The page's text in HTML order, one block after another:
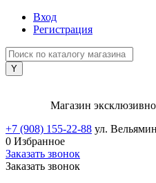
Вход
Регистрация
Магазин
+7 (908) 155-22-88 ул.
0 Избранное
Заказать звонок
Заказать звонок